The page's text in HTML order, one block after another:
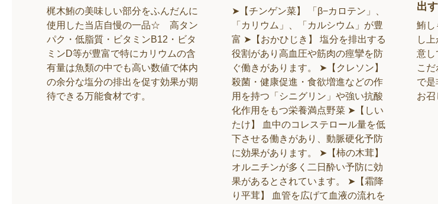
梶木鮪の美味しい部分をふんだんに
使用した当店自慢の一品☆ 高タン
パク・低脂質・ビタミンB12・ビタ
ミンD等が豊富で特にカリウムの含
有量は魚類の中でも高い数値で体内
の余分な塩分の排出を促す効果が期
待できる万能食材です。
➤【チンゲン菜】 「β−カロテン」、
「カリウム」、「カルシウム」が豊
富 ➤【おかひじき】 塩分を排出する
役割があり高血圧や筋肉の痙攣を防
ぐ働きがあります。 ➤【クレソン】
殺菌・健康促進・食欲増進などの作
用を持つ「シニグリン」や強い抗酸
化作用をもつ栄養満点野菜 ➤【しい
たけ】 血中のコレステロール量を低
下させる働きがあり、動脈硬化予防
に効果があります。 ➤【柿の木茸】
オルニチンが多く二日酔い予防に効
果があるとされています。 ➤【霜降
り平茸】 血管を広げて血液の流れを
出
鮪し
し
意し
こ
で是
お召